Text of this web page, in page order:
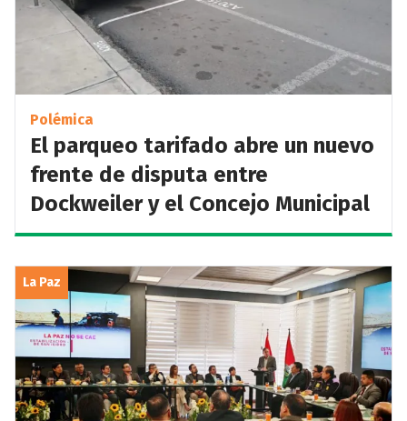
Polémica
El parqueo tarifado abre un nuevo
frente de disputa entre
Dockweiler y el Concejo Municipal
La Paz